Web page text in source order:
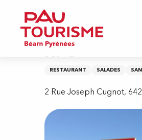
contenu
principal
Accueil
KFC
RESTAURANT SALADES
2 Rue Joseph Cugnot,